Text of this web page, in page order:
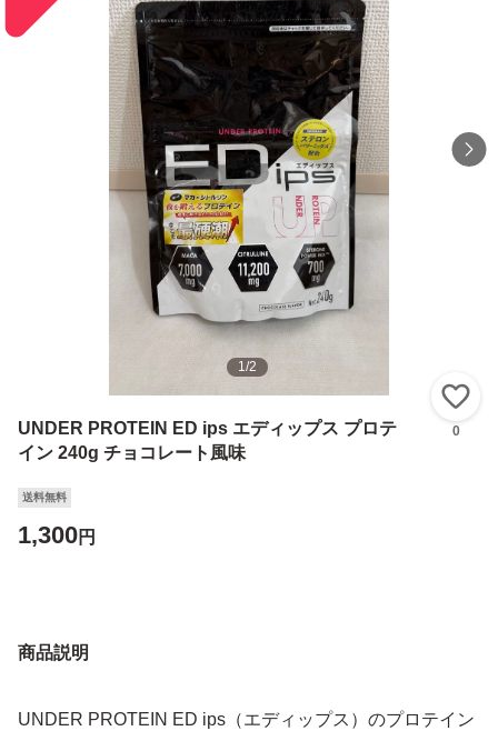
1/2
UNDER PROTEIN ED ips エディップス プロテ
イン 240g チョコレート風味
0
送料無料
1,300円
商品説明
UNDER PROTEIN ED ips（エディップス）のプロテイン